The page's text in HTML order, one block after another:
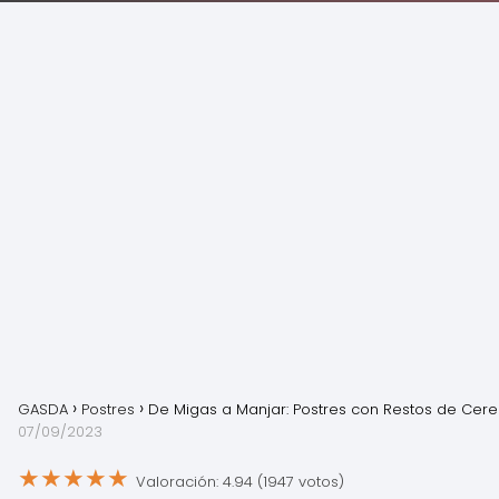
GASDA Postres
De Migas a Manjar: Postres con Restos de
07/09/2023
★★★★★ Valoración: 4.94 (1947 votos)